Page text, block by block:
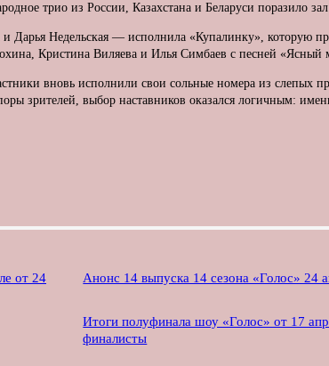
трио из России, Казахстана и Беларуси поразило
Дарья Недельская — исполнила «Купалинку», которую
Кристина Виляева и Илья Симбаев с песней
вновь исполнили свои сольные номера из
выбор наставников оказался логичным:
от 24
Анонс 14 выпуска 14 сезона «Голос» 24
Итоги полуфинала шоу «Голос» от 17
финалисты